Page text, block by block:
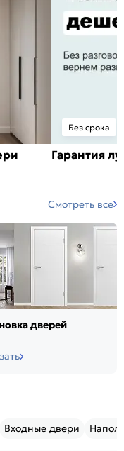
Без срока
Гарантия
Смотреть все
дверей
Входные двери